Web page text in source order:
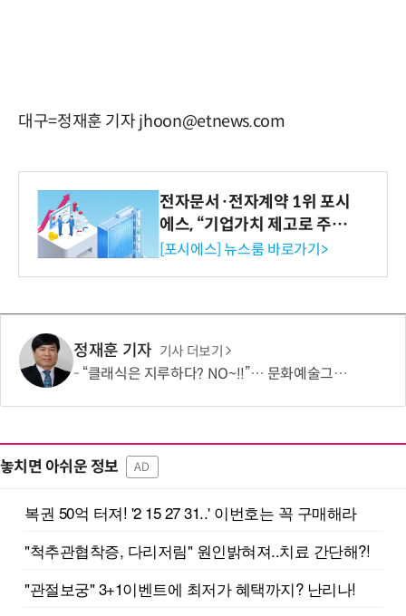
대구=정재훈 기자 jhoon@etnews.com
전자문서·전자계약 1위 포시
에스, “기업가치 제고로 주주
환원 강화” 계획 공시
[포시에스] 뉴스룸 바로가기>
정재훈 기자 기사 더보기
“클래식은 지루하다? NO~!!”… 문화예술그룹 더같음, 관객 소통형 '춤추는 오케스트라' 런칭 쇼케이스 개최
놓치면 아쉬운 정보 AD